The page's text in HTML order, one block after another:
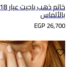
بالألماس
EGP 26,700